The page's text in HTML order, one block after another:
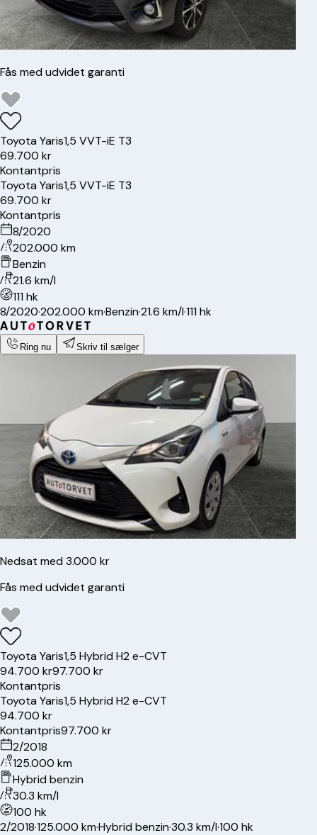
Fås med udvidet garanti
ToyotaYaris1,5 VVT-iE T3
69.700 kr
Kontantpris
ToyotaYaris1,5 VVT-iE T3
69.700 kr
Kontantpris
8/2020
202.000 km
Benzin
21.6 km/l
111 hk
8/2020·202.000 km·Benzin·21.6 km/l·111 hk
Ring nu Skriv til sælger
Nedsat med 3.000 kr
Fås med udvidet garanti
ToyotaYaris1,5 Hybrid H2 e-CVT
94.700 kr97.700 kr
Kontantpris
ToyotaYaris1,5 Hybrid H2 e-CVT
94.700 kr
Kontantpris97.700 kr
2/2018
125.000 km
Hybrid benzin
30.3 km/l
100 hk
2/2018·125.000 km·Hybrid benzin·30.3 km/l·100 hk